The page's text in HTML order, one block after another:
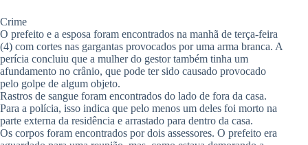
Crime
O prefeito e a esposa foram encontrados na manhã de terça-feira
(4) com cortes nas gargantas provocados por uma arma branca. A
perícia concluiu que a mulher do gestor também tinha um
afundamento no crânio, que pode ter sido causado provocado
pelo golpe de algum objeto.
Rastros de sangue foram encontrados do lado de fora da casa.
Para a polícia, isso indica que pelo menos um deles foi morto na
parte externa da residência e arrastado para dentro da casa.
Os corpos foram encontrados por dois assessores. O prefeito era